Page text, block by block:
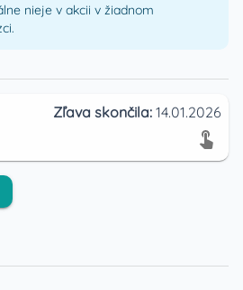
nieje v akcii v žiadnom
Zľava skončila: 14.01.2026